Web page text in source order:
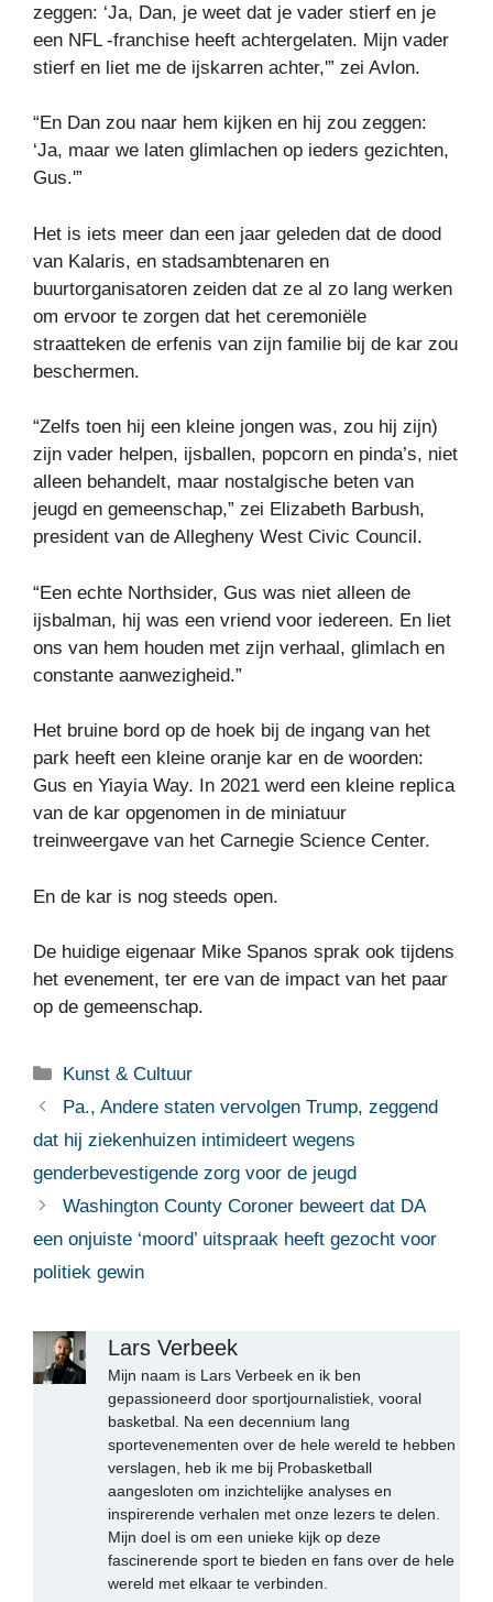
zeggen: ‘Ja, Dan, je weet dat je vader stierf en je
een NFL -franchise heeft achtergelaten. Mijn vader
stierf en liet me de ijskarren achter,'” zei Avlon.
“En Dan zou naar hem kijken en hij zou zeggen:
‘Ja, maar we laten glimlachen op ieders gezichten,
Gus.'”
Het is iets meer dan een jaar geleden dat de dood
van Kalaris, en stadsambtenaren en
buurtorganisatoren zeiden dat ze al zo lang werken
om ervoor te zorgen dat het ceremoniële
straatteken de erfenis van zijn familie bij de kar zou
beschermen.
“Zelfs toen hij een kleine jongen was, zou hij zijn)
zijn vader helpen, ijsballen, popcorn en pinda’s, niet
alleen behandelt, maar nostalgische beten van
jeugd en gemeenschap,” zei Elizabeth Barbush,
president van de Allegheny West Civic Council.
“Een echte Northsider, Gus was niet alleen de
ijsbalman, hij was een vriend voor iedereen. En liet
ons van hem houden met zijn verhaal, glimlach en
constante aanwezigheid.”
Het bruine bord op de hoek bij de ingang van het
park heeft een kleine oranje kar en de woorden:
Gus en Yiayia Way. In 2021 werd een kleine replica
van de kar opgenomen in de miniatuur
treinweergave van het Carnegie Science Center.
En de kar is nog steeds open.
De huidige eigenaar Mike Spanos sprak ook tijdens
het evenement, ter ere van de impact van het paar
op de gemeenschap.
Categorieën
Kunst & Cultuur
Pa., Andere staten vervolgen Trump, zeggend
dat hij ziekenhuizen intimideert wegens
genderbevestigende zorg voor de jeugd
Washington County Coroner beweert dat DA
een onjuiste ‘moord’ uitspraak heeft gezocht voor
politiek gewin
Lars Verbeek
Mijn naam is Lars Verbeek en ik ben
gepassioneerd door sportjournalistiek, vooral
basketbal. Na een decennium lang
sportevenementen over de hele wereld te hebben
verslagen, heb ik me bij Probasketball
aangesloten om inzichtelijke analyses en
inspirerende verhalen met onze lezers te delen.
Mijn doel is om een unieke kijk op deze
fascinerende sport te bieden en fans over de hele
wereld met elkaar te verbinden.